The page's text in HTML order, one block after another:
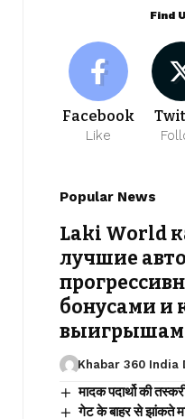
Find
Facebook
Like
Popular News
Laki World
лучшие
бонусами и
Khabar 360 India
मादक पदार्थो की
गेट के बाहर से झांकते